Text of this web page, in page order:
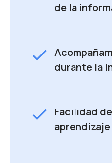
de la
check
durante la
check Facilidad
aprendizaje